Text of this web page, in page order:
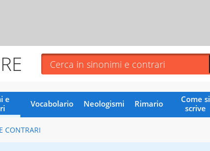
e
Vocabolario Neologismi Rimario
Come si
scrive
CONTRARI